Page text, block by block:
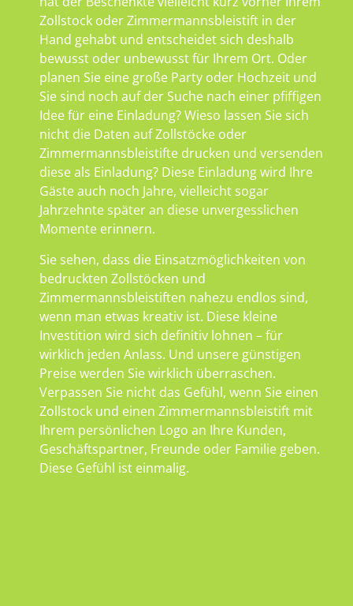
Zollstock oder Zimmermannsbleistift in der
Hand gehabt und entscheidet sich deshalb
bewusst oder unbewusst für Ihrem Ort. Oder
planen Sie eine große Party oder Hochzeit und
Sie sind noch auf der Suche nach einer pfiffigen
Idee für eine Einladung? Wieso lassen Sie sich
nicht die Daten auf Zollstöcke oder
Zimmermannsbleistifte drucken und versenden
diese als Einladung? Diese Einladung wird Ihre
Gäste auch noch Jahre, vielleicht sogar
Jahrzehnte später an diese unvergesslichen
Momente erinnern.
Sie sehen, dass die Einsatzmöglichkeiten von
bedruckten Zollstöcken und
Zimmermannsbleistiften nahezu endlos sind,
wenn man etwas kreativ ist. Diese kleine
Investition wird sich definitiv lohnen – für
wirklich jeden Anlass. Und unsere günstigen
Preise werden Sie wirklich überraschen.
Verpassen Sie nicht das Gefühl, wenn Sie einen
Zollstock und einen Zimmermannsbleistift mit
Ihrem persönlichen Logo an Ihre Kunden,
Geschäftspartner, Freunde oder Familie geben.
Diese Gefühl ist einmalig.